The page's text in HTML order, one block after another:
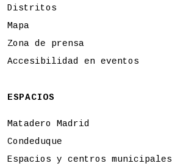
Distritos
Mapa
Zona de prensa
Accesibilidad en eventos
ESPACIOS
Matadero Madrid
Condeduque
Espacios y centros municipales